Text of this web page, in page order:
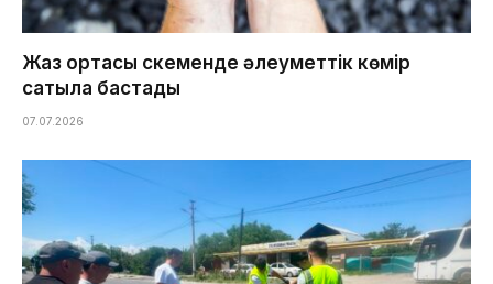
Жаз ортасы Өскеменде әлеуметтік көмір
сатыла бастады
07.07.2026